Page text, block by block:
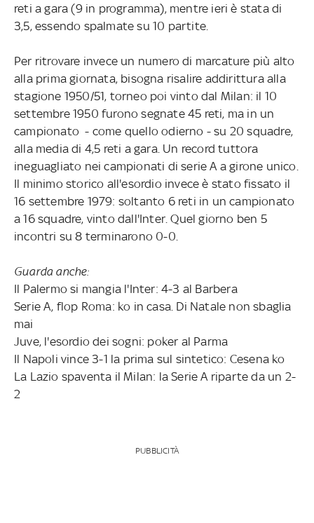
reti a gara (9 in programma), mentre ieri è stata di
3,5, essendo spalmate su 10 partite.
Per ritrovare invece un numero di marcature più alto
alla prima giornata, bisogna risalire addirittura alla
stagione 1950/51, torneo poi vinto dal Milan: il 10
settembre 1950 furono segnate 45 reti, ma in un
campionato - come quello odierno - su 20 squadre,
alla media di 4,5 reti a gara. Un record tuttora
ineguagliato nei campionati di serie A a girone unico.
Il minimo storico all'esordio invece è stato fissato il
16 settembre 1979: soltanto 6 reti in un campionato
a 16 squadre, vinto dall'Inter. Quel giorno ben 5
incontri su 8 terminarono 0-0.
Guarda anche:
Il Palermo si mangia l'Inter: 4-3 al Barbera
Serie A, flop Roma: ko in casa. Di Natale non sbaglia
mai
Juve, l'esordio dei sogni: poker al Parma
Il Napoli vince 3-1 la prima sul sintetico: Cesena ko
La Lazio spaventa il Milan: la Serie A riparte da un 2-
2
PUBBLICITÀ